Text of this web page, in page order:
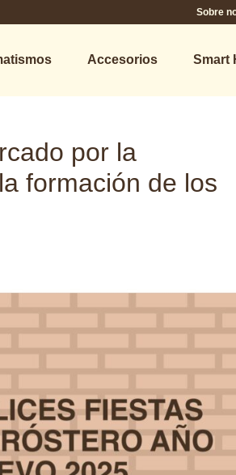
Sobre
Accesorios Smart
por la
formación de los